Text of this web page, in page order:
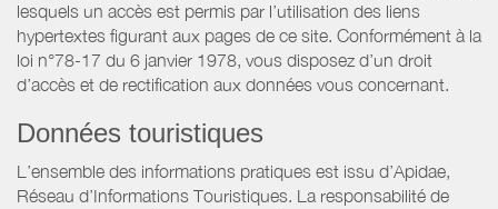
lesquels un accès est permis par l’utilisation des liens
hypertextes figurant aux pages de ce site. Conformément à la
loi n°78-17 du 6 janvier 1978, vous disposez d’un droit
d’accès et de rectification aux données vous concernant.
Données touristiques
L’ensemble des informations pratiques est issu d’Apidae,
Réseau d’Informations Touristiques. La responsabilité de